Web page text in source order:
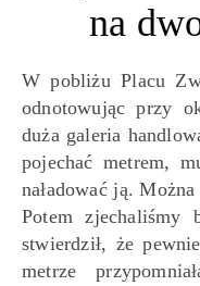
na
W pobliżu Placu
odnotowując przy
duża galeria
pojechać metrem,
naładować ją.
Potem zjechaliśmy
stwierdził, że
metrze